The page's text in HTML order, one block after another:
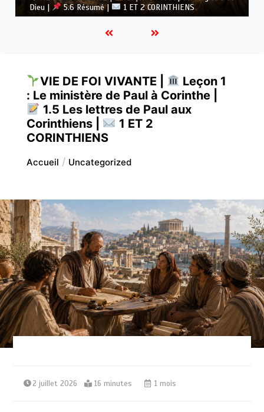
Dieu |
5.5 Vaincre l’idolâtrie | 1 ET 2 CORINTHIENS
VIE DE FOI VIVANTE |
Leçon 1
: Le ministère de Paul à Corinthe |
1.5 Les lettres de Paul aux
Corinthiens |
1 ET 2
CORINTHIENS
Accueil Uncategorized
2 juillet 2026 16 minutes 1 mois